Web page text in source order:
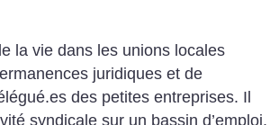
la vie dans les unions locales
juridiques et de
des petites entreprises. Il
syndi­cale sur un bassin d’emploi,